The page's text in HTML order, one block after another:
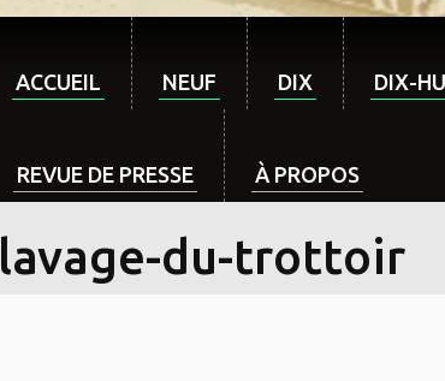
ACCUEIL NEUF DIX DIX-
REVUE DE PRESSE À PROPOS
lavage-du-trottoir